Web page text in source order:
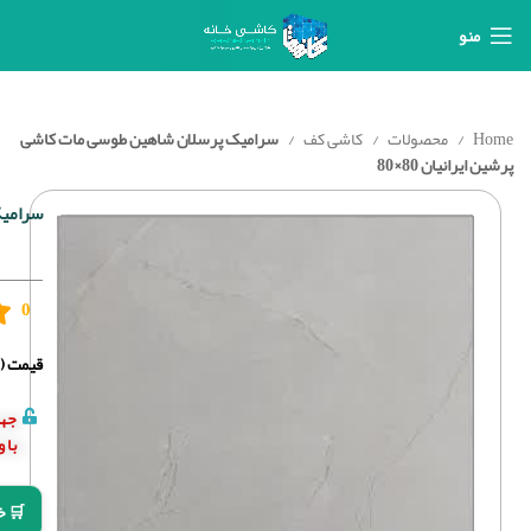
منو
Home محصولات کاشی کف سرامیک پرسلان شاهین طوسی مات کاشی
پرشین ایرانیان 80×80
0
قیمت
🛒